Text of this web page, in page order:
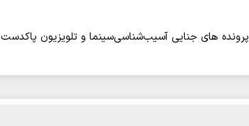
پرونده های جنایی آسیب‌شناسیسینما و تلویزیون پاکدست